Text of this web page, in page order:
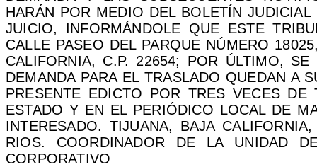
HARÁN POR MEDIO DEL BOLETÍN
JUICIO, INFORMÁNDOLE QUE ESTE
CALLE PASEO DEL PARQUE NÚMERO
CALIFORNIA, C.P. 22654; POR ÚLTIMO,
DEMANDA PARA EL TRASLADO QUEDAN A
PRESENTE EDICTO POR TRES VECES
ESTADO Y EN EL PERIÓDICO LOCAL DE
INTERESADO. TIJUANA, BAJA
RIOS. COORDINADOR DE LA UNIDAD
CORPORATIVO